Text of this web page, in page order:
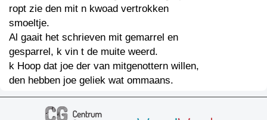
ropt zie den mit n kwoad vertrokken
smoeltje.
Al gaait het schrieven mit gemarrel en
gesparrel, k vin t de muite weerd.
k Hoop dat joe der van mitgenottern willen,
den hebben joe geliek wat ommaans.